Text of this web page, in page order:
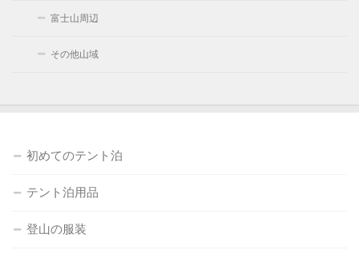
富士山周辺
その他山域
初めてのテント泊
テント泊用品
登山の服装